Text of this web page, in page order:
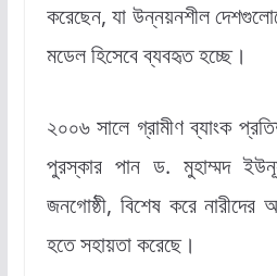
করেছেন, যা উন্নয়নশীল
মডেল হিসেবে ব্যবহৃত হচ্ছে।
২০০৬ সালে গ্রামীণ ব্যাংক
পুরস্কার পান ড. মুহাম্মদ
জনগোষ্ঠী, বিশেষ করে নারীদের
হতে সহায়তা করেছে।